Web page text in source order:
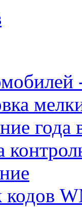
года
кодов